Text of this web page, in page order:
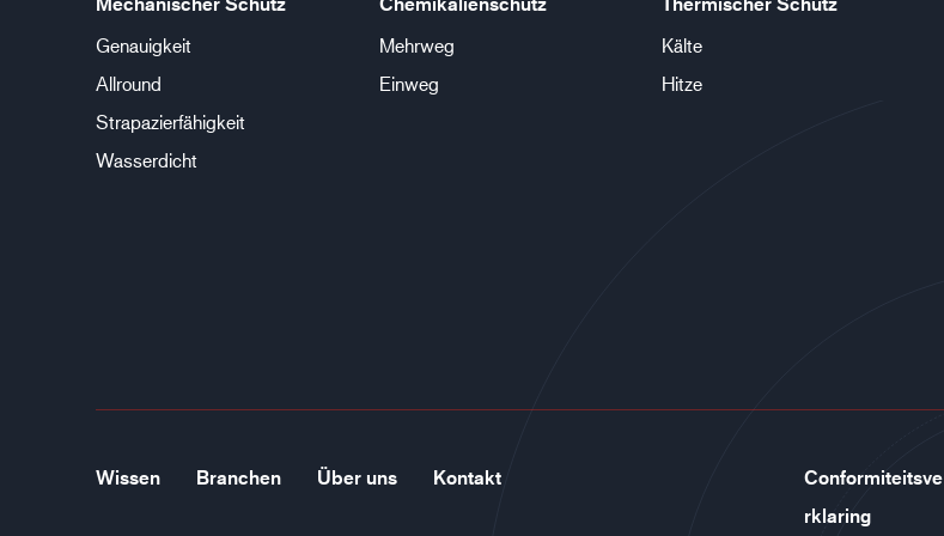
Genauigkeit
Allround
Strapazierfähigkeit
Wasserdicht
Mehrweg
Einweg
Kälte
Hitze
Wissen Branchen Über uns Kontakt
Conformiteitsve
rklaring